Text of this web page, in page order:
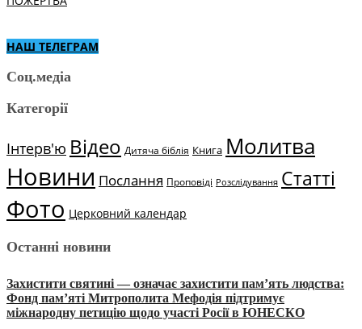
НАШ ТЕЛЕГРАМ
Соц.медіа
Категорії
Інтерв'ю Відео Дитяча біблія Книга Молитва
Новини Послання Проповіді Розслідування Статті
Фото Церковний календар
Останні новини
Захистити святині — означає захистити пам’ять людства:
Фонд пам’яті Митрополита Мефодія підтримує
міжнародну петицію щодо участі Росії в ЮНЕСКО